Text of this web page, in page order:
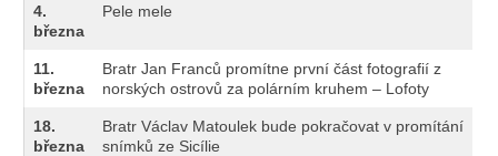
4.
března
Pele mele
11.
března
Bratr Jan Franců promítne první část fotografií z
norských ostrovů za polárním kruhem – Lofoty
18.
března
Bratr Václav Matoulek bude pokračovat v promítání
snímků ze Sicílie